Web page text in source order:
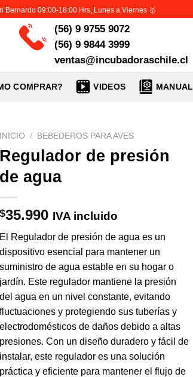
Bernardo 09:00-18:00 Hrs, Lunes a Viernes 🥇
(56) 9 9755 9072
(56) 9 9844 3999
ventas@incubadoraschile.cl
COMPRAR? VIDEOS MANUAL
INICIO / BEBEDEROS PARA AVES
Regulador de presión
de agua
$35.990 IVA incluido
El Regulador de presión de agua es un
dispositivo esencial para mantener un
suministro de agua estable en su hogar o
jardín. Este regulador mantiene la presión
del agua en un nivel constante, evitando
fluctuaciones y protegiendo sus tuberías y
electrodomésticos de daños debido a altas
presiones. Con un diseño duradero y fácil de
instalar, este regulador es una solución
práctica y eficiente para mantener el flujo de